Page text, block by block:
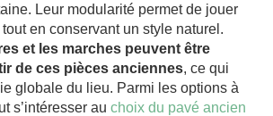
Leur modularité permet de jouer
en conservant un style naturel.
et les marches peuvent être
de ces pièces anciennes, ce qui
globale du lieu. Parmi les options à
s’intéresser au choix du pavé ancien